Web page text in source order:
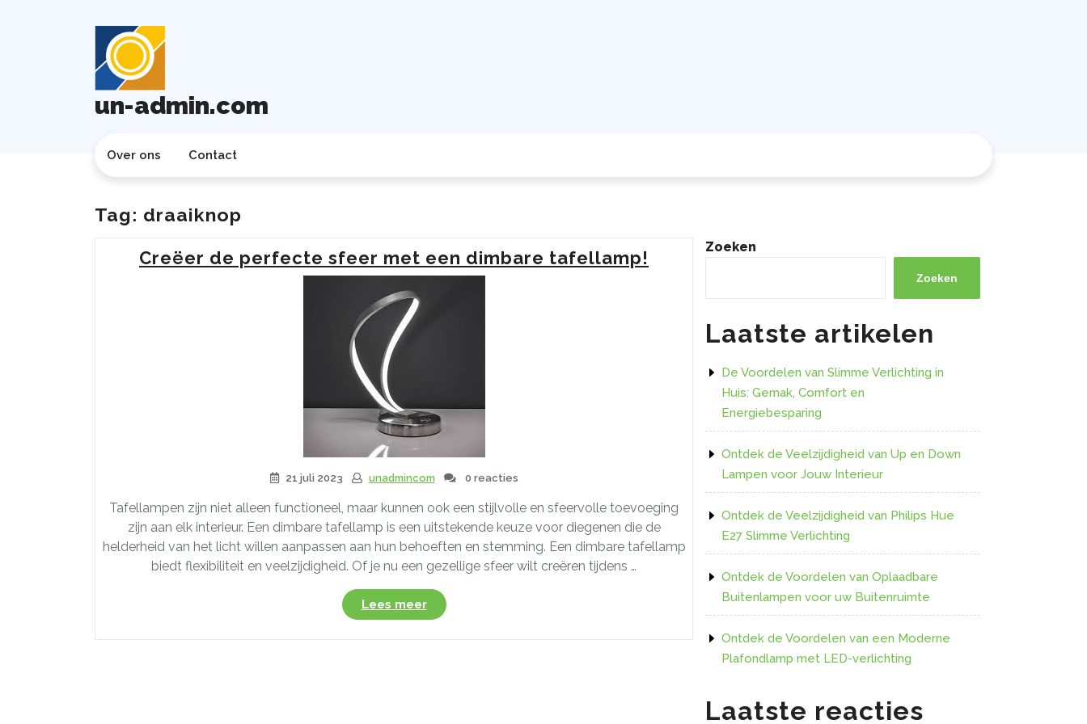
un-admin.com
Over ons Contact
Tag: draaiknop
Creëer de perfecte sfeer met een dimbare tafellamp!
21 juli 2023 unadmincom 0 reacties
Tafellampen zijn niet alleen functioneel, maar kunnen ook een stijlvolle en sfeervolle toevoeging
zijn aan elk interieur. Een dimbare tafellamp is een uitstekende keuze voor diegenen die de
helderheid van het licht willen aanpassen aan hun behoeften en stemming. Een dimbare tafellamp
biedt flexibiliteit en veelzijdigheid. Of je nu een gezellige sfeer wilt creëren tijdens …
Lees meer“Creëer
de
perfecte
Zoeken
Zoeken
Laatste artikelen
De Voordelen van Slimme Verlichting in
Huis: Gemak, Comfort en
Energiebesparing
Ontdek de Veelzijdigheid van Up en Down
Lampen voor Jouw Interieur
Ontdek de Veelzijdigheid van Philips Hue
E27 Slimme Verlichting
Ontdek de Voordelen van Oplaadbare
Buitenlampen voor uw Buitenruimte
Ontdek de Voordelen van een Moderne
Plafondlamp met LED-verlichting
Laatste reacties